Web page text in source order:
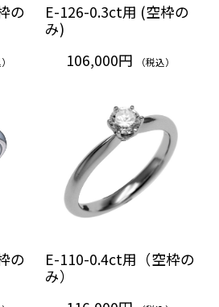
の
E-126-0.3ct用 (空枠の
み)
106,000円
（税込）
の
E-110-0.4ct用（空枠の
み）